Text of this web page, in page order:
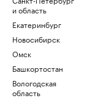
и область
Екатеринбург
Новосибирск
Омск
Башкортостан
Вологодская
область